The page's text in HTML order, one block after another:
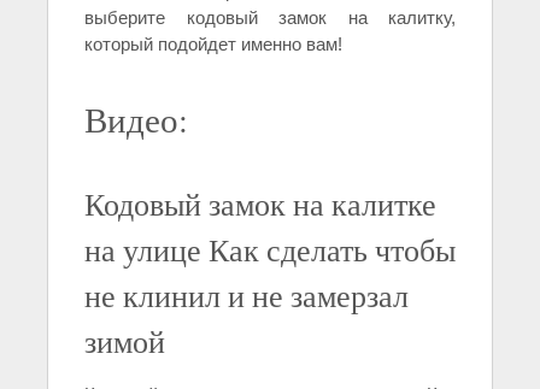
выберите кодовый замок на калитку,
который подойдет именно вам!
Видео:
Кодовый замок на калитке
на улице Как сделать чтобы
не клинил и не замерзал
зимой